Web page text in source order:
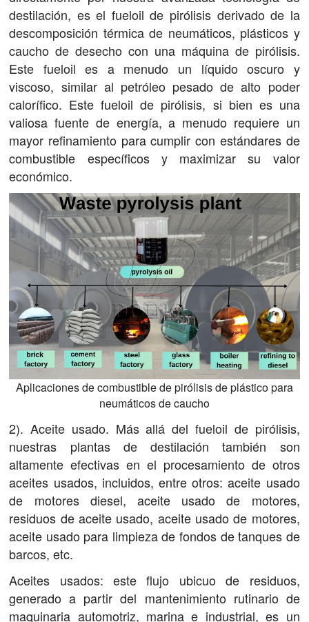
destilación, es el fueloil de pirólisis derivado de la
descomposición térmica de neumáticos, plásticos y
caucho de desecho con una máquina de pirólisis.
Este fueloil es a menudo un líquido oscuro y
viscoso, similar al petróleo pesado de alto poder
calorífico. Este fueloil de pirólisis, si bien es una
valiosa fuente de energía, a menudo requiere un
mayor refinamiento para cumplir con estándares de
combustible específicos y maximizar su valor
económico.
Aplicaciones de combustible de pirólisis de plástico para
neumáticos de caucho
2). Aceite usado. Más allá del fueloil de pirólisis,
nuestras plantas de destilación también son
altamente efectivas en el procesamiento de otros
aceites usados, incluidos, entre otros: aceite usado
de motores diesel, aceite usado de motores,
residuos de aceite usado, aceite usado de motores,
aceite usado para limpieza de fondos de tanques de
barcos, etc.
Aceites usados: este flujo ubicuo de residuos,
generado a partir del mantenimiento rutinario de
maquinaria automotriz, marina e industrial, es un